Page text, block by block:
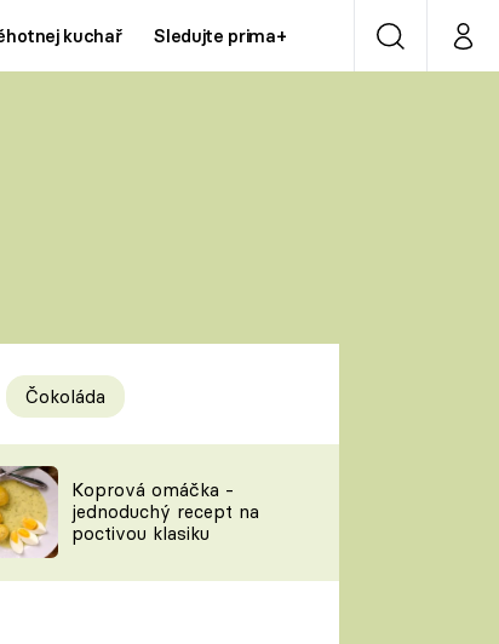
kuchař Sledujte prima+ VyhledáváníMůj
Prima LAJK
Sledujte nás
Čokoláda
Koprová omáčka -
jednoduchý recept na
poctivou klasiku